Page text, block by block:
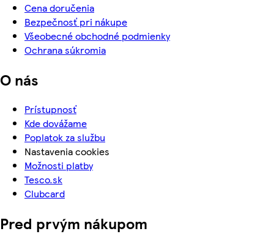
Cena doručenia
Bezpečnosť pri nákupe
Všeobecné obchodné podmienky
Ochrana súkromia
O nás
Prístupnosť
Kde dovážame
Poplatok za službu
Nastavenia cookies
Možnosti platby
Tesco.sk
Clubcard
Pred prvým nákupom